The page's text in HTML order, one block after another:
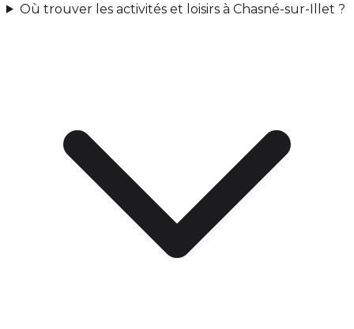
Où trouver les activités et loisirs à Chasné-sur-Illet ?